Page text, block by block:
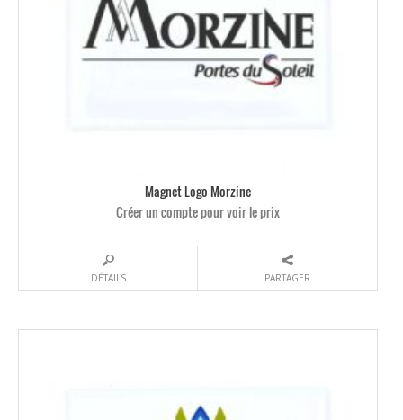
Magnet Logo Morzine
Créer un compte pour voir le prix
DÉTAILS PARTAGER